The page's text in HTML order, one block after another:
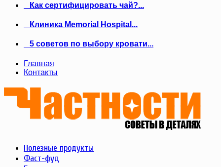
Как сертифицировать чай?...
Клиника Memorial Hospital...
5 советов по выбору кровати...
Главная
Контакты
Полезные продукты
Фаст-фуд